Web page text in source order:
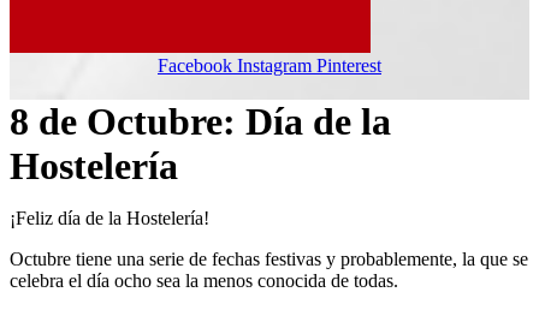
Facebook Instagram Pinterest
8 de Octubre: Día de la
Hostelería
¡Feliz día de la Hostelería!
Octubre tiene una serie de fechas festivas y probablemente, la que se
celebra el día ocho sea la menos conocida de todas.